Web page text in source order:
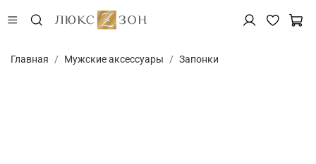
Главная Мужские аксессуары Запонки